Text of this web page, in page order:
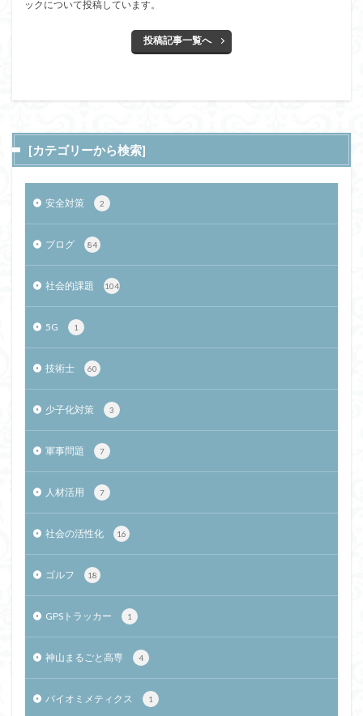
ックについて投稿しています。
投稿記事一覧へ
[カテゴリーから検索]
安全対策 2
ブログ 84
社会的課題 104
5G 1
技術士 60
少子化対策 3
軍事問題 7
人材活用 7
社会の活性化 16
ゴルフ 18
GPSトラッカー 1
神山まるごと高専 4
バイオミメティクス 1